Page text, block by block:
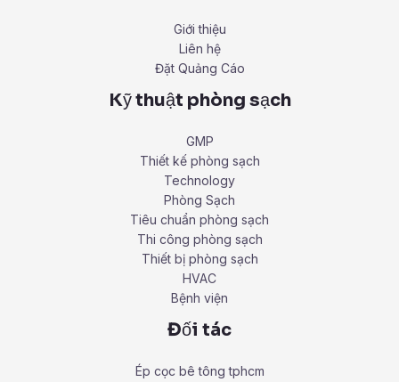
Giới thiệu
Liên hệ
Đặt Quảng Cáo
Kỹ thuật phòng sạch
GMP
Thiết kế phòng sạch
Technology
Phòng Sạch
Tiêu chuẩn phòng sạch
Thi công phòng sạch
Thiết bị phòng sạch
HVAC
Bệnh viện
Đối tác
Ép cọc bê tông tphcm